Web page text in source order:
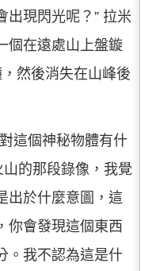
出現閃光呢？” 拉米
個在遠處山上盤鏇
然後消失在山峰後
這個神秘物體有什
山的那段錄像，我覺
出於什麼意圖，這
你會發現這個東西
。我不認為這是什